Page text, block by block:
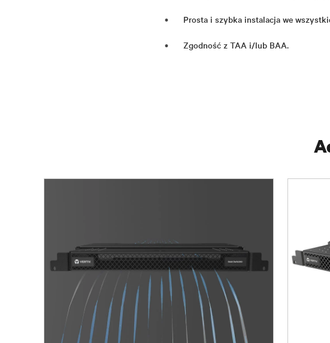
Prosta i szybka instalacja we
Zgodność z TAA i/lub BAA.